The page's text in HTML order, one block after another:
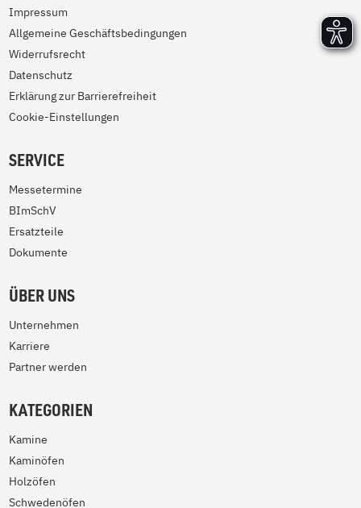
Impressum
Allgemeine Geschäftsbedingungen
Widerrufsrecht
Datenschutz
Erklärung zur Barrierefreiheit
Cookie-Einstellungen
SERVICE
Messetermine
BImSchV
Ersatzteile
Dokumente
ÜBER UNS
Unternehmen
Karriere
Partner werden
KATEGORIEN
Kamine
Kaminöfen
Holzöfen
Schwedenöfen